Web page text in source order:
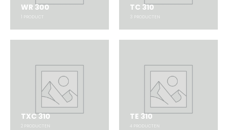
WR 300
PRODUCT
TC 310
3 PRODUCTEN
TXC 310
2 PRODUCTEN
TE 310
4 PRODUCTEN